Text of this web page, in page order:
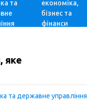
та
економіка,
бізнес та
фінанси
яке
та державне управління